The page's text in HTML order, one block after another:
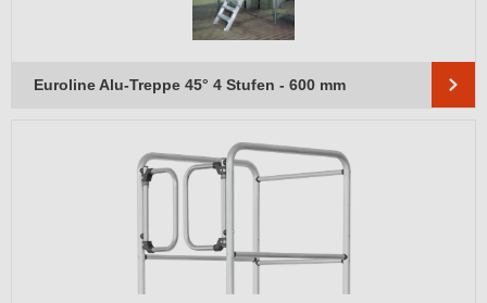
Euroline Alu-Treppe 45° 4 Stufen - 600 mm